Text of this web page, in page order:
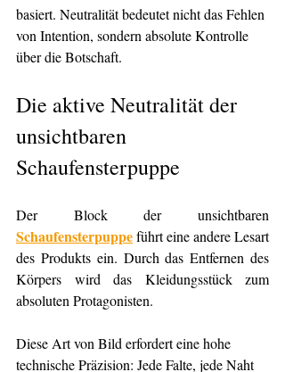
basiert. Neutralität bedeutet nicht das Fehlen
von Intention, sondern absolute Kontrolle
über die Botschaft.
Die aktive Neutralität der
unsichtbaren
Schaufensterpuppe
Schaufensterpuppe führt eine andere Lesart
des Produkts ein. Durch das Entfernen des
Körpers wird das Kleidungsstück zum
absoluten Protagonisten.
Diese Art von Bild erfordert eine hohe
technische Präzision: Jede Falte, jede Naht